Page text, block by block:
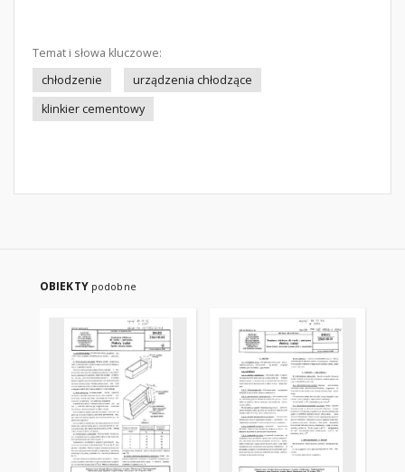
Temat i słowa kluczowe:
chłodzenie
urządzenia chłodzące
klinkier cementowy
OBIEKTY podobne